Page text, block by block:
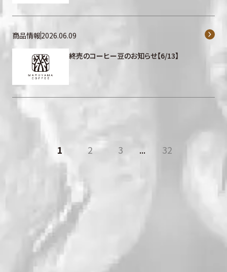
商品情報2026.06.09
終売のコーヒー豆のお知らせ【6/13】
1 2 3 ... 32